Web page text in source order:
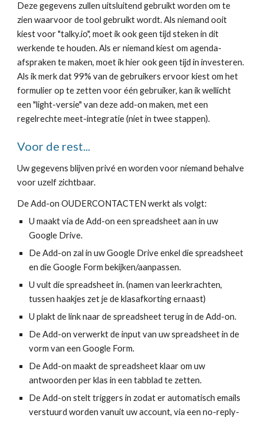
Deze gegevens zullen uitsluitend gebruikt worden om te
zien waarvoor de tool gebruikt wordt. Als niemand ooit
kiest voor "talky.io", moet ik ook geen tijd steken in dit
werkende te houden. Als er niemand kiest om agenda-
afspraken te maken, moet ik hier ook geen tijd in investeren.
Als ik merk dat 99% van de gebruikers ervoor kiest om het
formulier op te zetten voor één gebruiker, kan ik wellicht
een "light-versie" van deze add-on maken, met een
regelrechte meet-integratie (niet in twee stappen).
Voor de rest...
Uw gegevens blijven privé en worden voor niemand behalve
voor uzelf zichtbaar.
De Add-on OUDERCONTACTEN werkt als volgt:
U maakt via de Add-on een spreadsheet aan in uw
Google Drive.
De Add-on zal in uw Google Drive enkel die spreadsheet
en die Google Form bekijken/aanpassen.
U vult die spreadsheet in. (namen van leerkrachten,
tussen haakjes zet je de klasafkorting ernaast)
U plakt de link naar de spreadsheet terug in de Add-on.
De Add-on verwerkt de input van uw spreadsheet in de
vorm van een Google Form.
De Add-on maakt de spreadsheet klaar om uw
antwoorden per klas in een tabblad te zetten.
De Add-on stelt triggers in zodat er automatisch emails
verstuurd worden vanuit uw account, via een no-reply-